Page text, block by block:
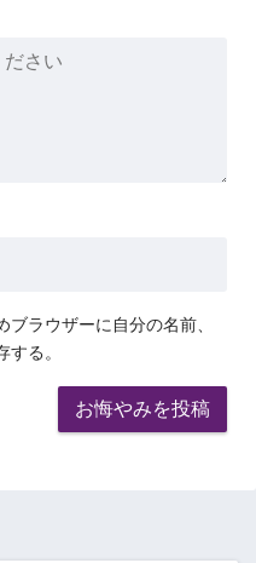
ラウザーに自分の名前、
る。